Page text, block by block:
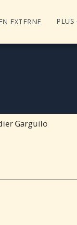
EXTERNE PLUS
Garguilo